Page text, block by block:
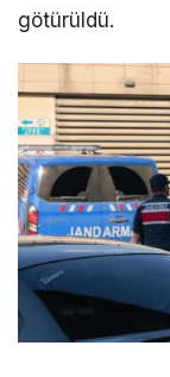
götürüldü.